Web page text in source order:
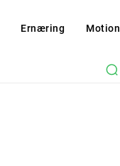
Ernæring Motion